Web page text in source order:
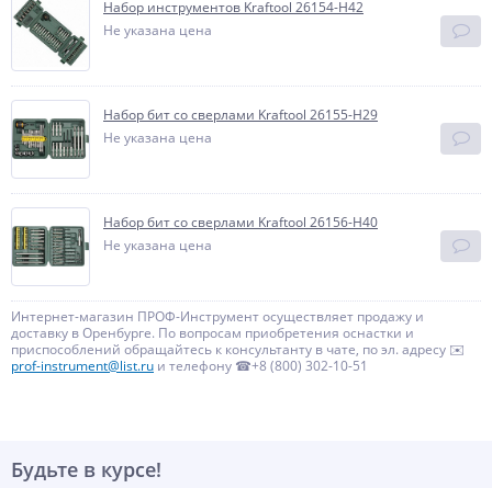
Набор инструментов Kraftool 26154-H42
Не указана цена
Набор бит со сверлами Kraftool 26155-H29
Не указана цена
Набор бит со сверлами Kraftool 26156-H40
Не указана цена
Интернет-магазин ПРОФ-Инструмент осуществляет продажу и
доставку в Оренбурге. По вопросам приобретения оснастки и
приспособлений обращайтесь к консультанту в чате, по эл. адресу ✉️
prof-instrument@list.ru и телефону ☎+8 (800) 302-10-51
Будьте в курсе!